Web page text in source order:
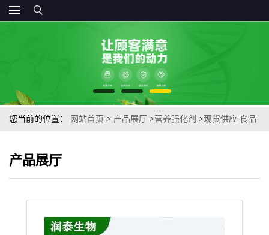
您当前的位置： 网站首页 > 产品展厅 >营养强化剂 >现货供应 食品
产品展厅